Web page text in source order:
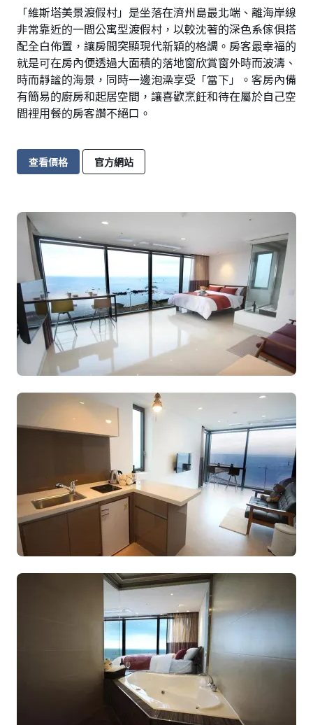
「維斯塔美景渡假村」是坐落在濟州島最北端、離海岸線
非常靠近的一間公寓型渡假村，以較沈著的深色系傢俱搭
配全白佈置，讓房間突顯現代新穎的格調。房客最幸福的
就是可在房內便透過大面積的落地窗欣賞窗外時而波濤、
時而靜謐的海景，同時一邊泡澡享受「當下」。客房內備
有簡易的廚房和起居空間，讓喜歡烹飪和待在屬於自己空
間裡用餐的房客讚不絕口。
查看價格 官方網站